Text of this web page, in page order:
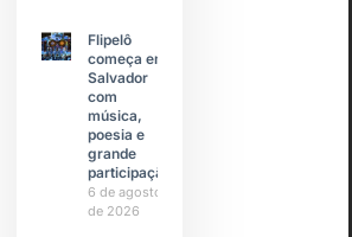
Flipelô
começa em
Salvador
com
música,
poesia e
grande
participação
6 de agosto
de 2026